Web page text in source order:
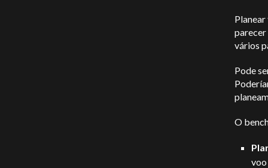
parecer
vários
Pode
O
voo